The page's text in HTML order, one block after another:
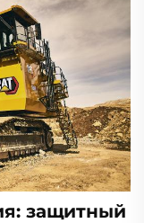
защитный